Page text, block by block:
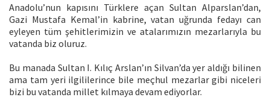
Anadolu’nun kapısını Türklere açan Sultan Alparslan’dan,
Gazi Mustafa Kemal’in kabrine, vatan uğrunda fedayı can
eyleyen tüm şehitlerimizin ve atalarımızın mezarlarıyla bu
vatanda biz oluruz.
Bu manada Sultan I. Kılıç Arslan’ın Silvan’da yer aldığı bilinen
ama tam yeri ilgililerince bile meçhul mezarlar gibi niceleri
bizi bu vatanda millet kılmaya devam ediyorlar.